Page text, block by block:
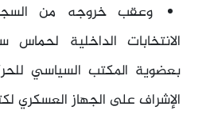
وعقب خروجه من
بعضوية المكتب السياسي
الإشراف على الجهاز العسكري